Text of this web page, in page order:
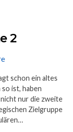
2
schon ein altes
ist, haben
nur die zweite
Zielgruppe